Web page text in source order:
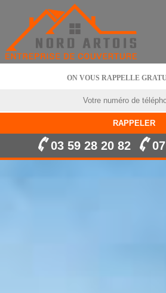
ON VOUS RAPPELLE
03 59 28 20 82